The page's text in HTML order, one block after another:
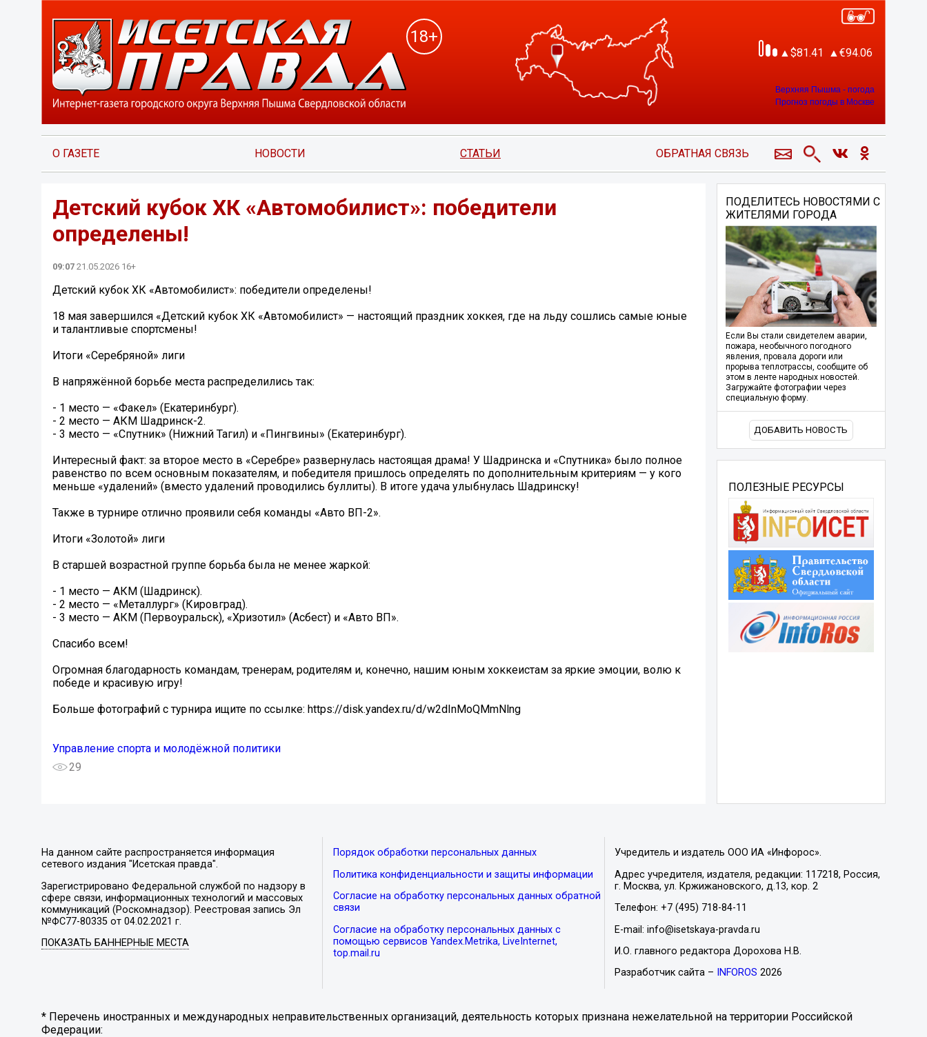
18+
81.41 94.06
Верхняя Пышма - погода
Прогноз погоды в Москве
О ГАЗЕТЕ НОВОСТИ СТАТЬИ ОБРАТНАЯ СВЯЗЬ
Детский кубок ХК «Автомобилист»: победители
определены!
09:07 21.05.2026 16+
Детский кубок ХК «Автомобилист»: победители определены!
18 мая завершился «Детский кубок ХК «Автомобилист» — настоящий праздник хоккея, где на льду сошлись самые юные
и талантливые спортсмены!
Итоги «Серебряной» лиги
В напряжённой борьбе места распределились так:
- 1 место — «Факел» (Екатеринбург).
- 2 место — АКМ Шадринск-2.
- 3 место — «Спутник» (Нижний Тагил) и «Пингвины» (Екатеринбург).
Интересный факт: за второе место в «Серебре» развернулась настоящая драма! У Шадринска и «Спутника» было полное
равенство по всем основным показателям, и победителя пришлось определять по дополнительным критериям — у кого
меньше «удалений» (вместо удалений проводились буллиты). В итоге удача улыбнулась Шадринску!
Также в турнире отлично проявили себя команды «Авто ВП-2».
Итоги «Золотой» лиги
В старшей возрастной группе борьба была не менее жаркой:
- 1 место — АКМ (Шадринск).
- 2 место — «Металлург» (Кировград).
- 3 место — АКМ (Первоуральск), «Хризотил» (Асбест) и «Авто ВП».
Спасибо всем!
Огромная благодарность командам, тренерам, родителям и, конечно, нашим юным хоккеистам за яркие эмоции, волю к
победе и красивую игру!
Больше фотографий с турнира ищите по ссылке: https://disk.yandex.ru/d/w2dInMoQMmNlng
Управление спорта и молодёжной политики
29
ПОДЕЛИТЕСЬ НОВОСТЯМИ С
ЖИТЕЛЯМИ ГОРОДА
Если Вы стали свидетелем аварии,
пожара, необычного погодного
явления, провала дороги или
прорыва теплотрассы, сообщите об
этом в ленте народных новостей.
Загружайте фотографии через
специальную форму.
ДОБАВИТЬ НОВОСТЬ
ПОЛЕЗНЫЕ РЕСУРСЫ
На данном сайте распространяется информация
сетевого издания "Исетская правда".
Зарегистрировано Федеральной службой по надзору в
сфере связи, информационных технологий и массовых
коммуникаций (Роскомнадзор). Реестровая запись Эл
№ФС77-80335 от 04.02.2021 г.
ПОКАЗАТЬ БАННЕРНЫЕ МЕСТА
Порядок обработки персональных данных
Политика конфиденциальности и защиты информации
Согласие на обработку персональных данных обратной
связи
Согласие на обработку персональных данных с
помощью сервисов Yandex.Metrika, LiveInternet,
top.mail.ru
Учредитель и издатель ООО ИА «Инфорос».
Адрес учредителя, издателя, редакции: 117218, Россия,
г. Москва, ул. Кржижановского, д.13, кор. 2
Телефон: +7 (495) 718-84-11
E-mail: info@isetskaya-pravda.ru
И.О. главного редактора Дорохова Н.В.
Разработчик сайта – INFOROS 2026
* Перечень иностранных и международных неправительственных организаций, деятельность которых признана нежелательной на территории Российской
Федерации: